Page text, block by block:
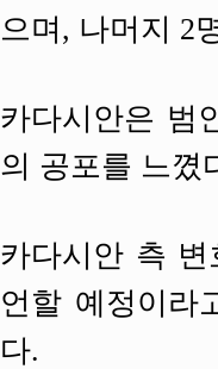
으며, 나머지 2
카다시안은 범
의 공포를 느꼈
카다시안 측
언할 예정이라
다.